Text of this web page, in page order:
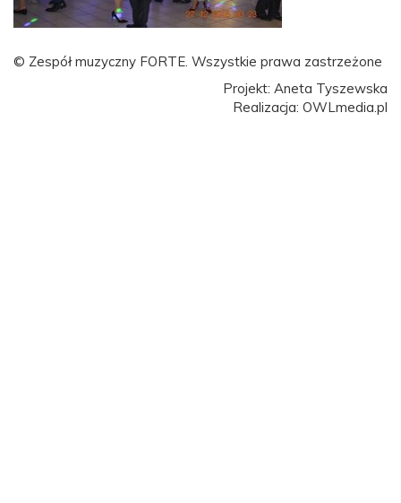
© Zespół muzyczny FORTE. Wszystkie prawa zastrzeżone
Projekt: Aneta Tyszewska
Realizacja: OWLmedia.pl